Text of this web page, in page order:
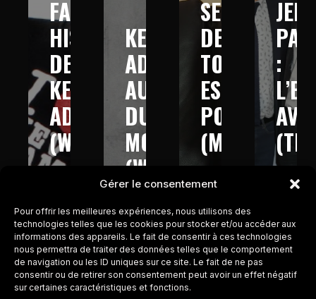
Gérer le consentement
Pour offrir les meilleures expériences, nous utilisons des
technologies telles que les cookies pour stocker et/ou accéder aux
informations des appareils. Le fait de consentir à ces technologies
nous permettra de traiter des données telles que le comportement
de navigation ou les ID uniques sur ce site. Le fait de ne pas
consentir ou de retirer son consentement peut avoir un effet négatif
sur certaines caractéristiques et fonctions.
FABULEUSE
HISTOIRE
DE
KEV
ADAMS
(W9
–
2013)
KEV
ADAMS
AUTOUR
DU
MONDE
(W9-
2016)
SECRETS
DE
TOUT
EST
POSSIBLE
(M6
–
2017)
JEFF
:
–